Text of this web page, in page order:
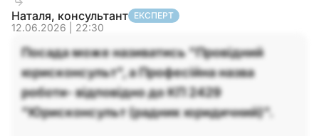
Наталя, консультант ЕКСПЕРТ
12.06.2026 | 22:30
Посада може називатись "Провідний
юрисконсульт", а Професійна назва
роботи- відповідно до КП 2429
"Юрисконсульт (радник юридичний)".